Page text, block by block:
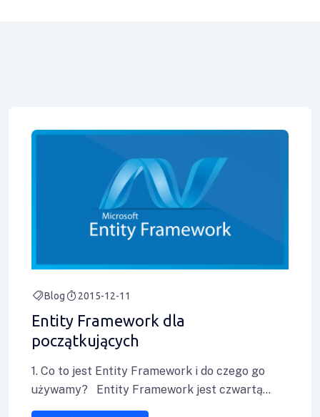
Blog 2015-12-11
Entity Framework dla
początkujących
1. Co to jest Entity Framework i do czego go
używamy? Entity Framework jest czwartą
najczęściej pobieraną biblioteką ze